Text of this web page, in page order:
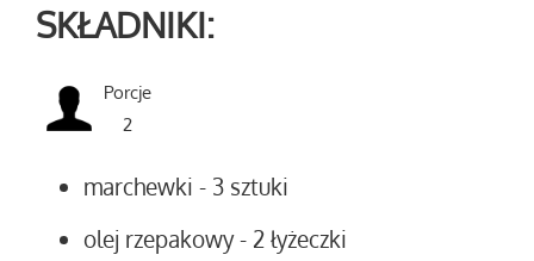
SKŁADNIKI:
Porcje
2
marchewki - 3 sztuki
olej rzepakowy- 2 łyżeczki